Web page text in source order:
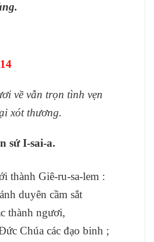
về vẫn trọn tình vẹn
xót thương.
sứ I-sai-a.
thành Giê-ru-sa-lem :
duyên cầm sắt
thành ngươi,
Chúa các đạo binh ;